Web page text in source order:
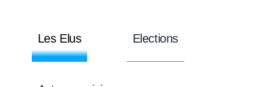
Les Elus Elections